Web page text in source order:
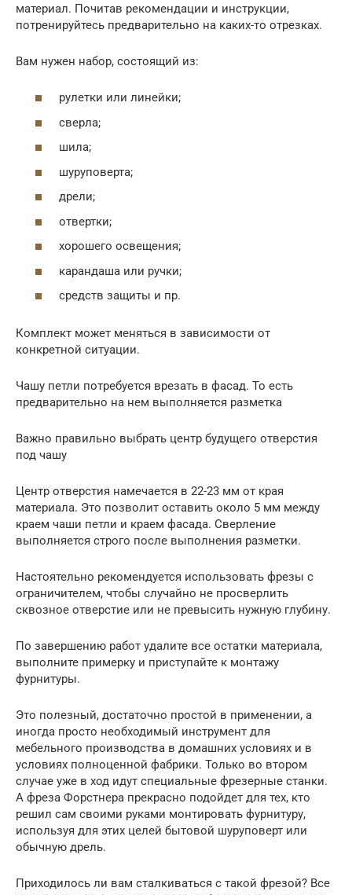
материал. Почитав рекомендации и инструкции,
потренируйтесь предварительно на каких-то отрезках.
Вам нужен набор, состоящий из:
рулетки или линейки;
сверла;
шила;
шуруповерта;
дрели;
отвертки;
хорошего освещения;
карандаша или ручки;
средств защиты и пр.
Комплект может меняться в зависимости от
конкретной ситуации.
Чашу петли потребуется врезать в фасад. То есть
предварительно на нем выполняется разметка
Важно правильно выбрать центр будущего отверстия
под чашу
Центр отверстия намечается в 22-23 мм от края
материала. Это позволит оставить около 5 мм между
краем чаши петли и краем фасада. Сверление
выполняется строго после выполнения разметки.
Настоятельно рекомендуется использовать фрезы с
ограничителем, чтобы случайно не просверлить
сквозное отверстие или не превысить нужную глубину.
По завершению работ удалите все остатки материала,
выполните примерку и приступайте к монтажу
фурнитуры.
Это полезный, достаточно простой в применении, а
иногда просто необходимый инструмент для
мебельного производства в домашних условиях и в
условиях полноценной фабрики. Только во втором
случае уже в ход идут специальные фрезерные станки.
А фреза Форстнера прекрасно подойдет для тех, кто
решил сам своими руками монтировать фурнитуру,
используя для этих целей бытовой шуруповерт или
обычную дрель.
Приходилось ли вам сталкиваться с такой фрезой? Все